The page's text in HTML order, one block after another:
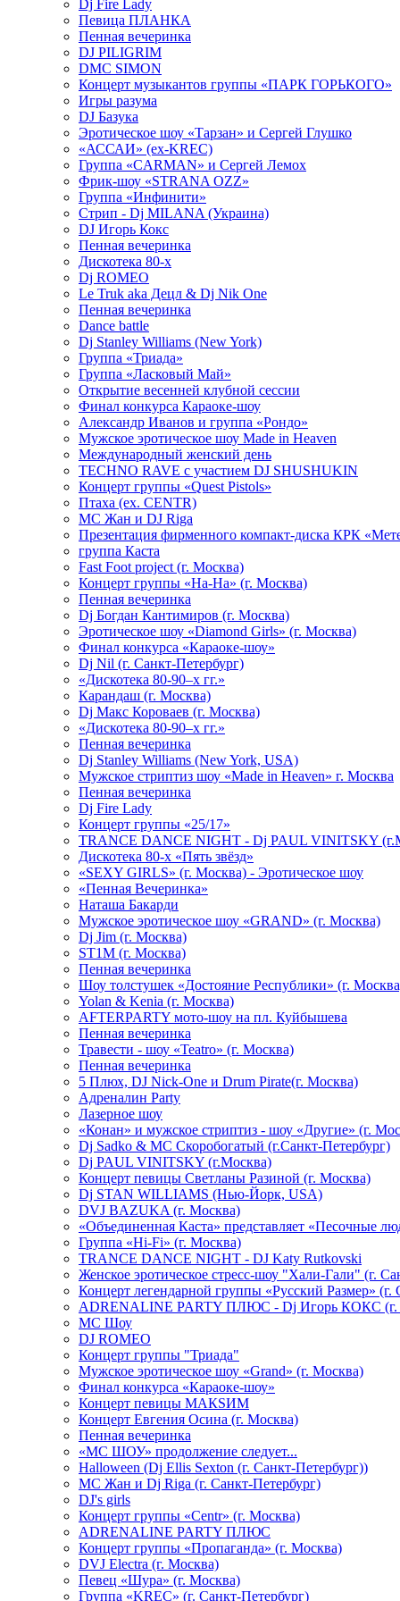
Dj Fire Lady
Певица ПЛАНКА
Пенная вечеринка
DJ PILIGRIM
DMC SIMON
Концерт музыкантов группы «ПАРК ГОРЬКОГО»
Игры разума
DJ Базука
Эротическое шоу «Тарзан» и Сергей Глушко
«АССАИ» (ex-KREC)
Группа «CARMAN» и Сергей Лемох
Фрик-шоу «STRANA OZZ»
Группа «Инфинити»
Стрип - Dj MILANA (Украина)
DJ Игорь Кокс
Пенная вечеринка
Дискотека 80-х
Dj ROMEO
Le Truk aka Децл & Dj Nik One
Пенная вечеринка
Dance battle
Dj Stanley Williams (New York)
Группа «Триада»
Группа «Ласковый Май»
Открытие весенней клубной сессии
Финал конкурса Караоке-шоу
Александр Иванов и группа «Рондо»
Мужское эротическое шоу Made in Heaven
Международный женский день
TECHNO RAVE с участием DJ SHUSHUKIN
Концерт группы «Quest Pistols»
Птаха (ex. CENTR)
МС Жан и DJ Riga
Презентация фирменного компакт-диска КРК
группа Каста
Fast Foot project (г. Москва)
Концерт группы «На-На» (г. Москва)
Пенная вечеринка
Dj Богдан Кантимиров (г. Москва)
Эротическое шоу «Diamond Girls» (г. Москва)
Финал конкурса «Караоке-шоу»
Dj Nil (г. Санкт-Петербург)
«Дискотека 80-90–х гг.»
Карандаш (г. Москва)
Dj Макс Короваев (г. Москва)
«Дискотека 80-90–х гг.»
Пенная вечеринка
Dj Stanley Williams (New York, USA)
Мужское стриптиз шоу «Made in Heaven» г. Москва
Пенная вечеринка
Dj Fire Lady
Концерт группы «25/17»
TRANCE DANCE NIGHT - Dj PAUL VINITSKY
Дискотека 80-х «Пять звёзд»
«SEXY GIRLS» (г. Москва) - Эротическое шоу
«Пенная Вечеринка»
Hаташа Бакарди
Мужское эротическое шоу «GRAND» (г. Москва)
Dj Jim (г. Москва)
ST1M (г. Москва)
Пенная вечеринка
Шоу толстушек «Достояние Республики» (г.
Yolan & Kenia (г. Москва)
AFTERPARTY мото-шоу на пл. Куйбышева
Пенная вечеринка
Травести - шоу «Teatro» (г. Москва)
Пенная вечеринка
5 Плюх, DJ Nick-One и Drum Pirate(г. Москва)
Адреналин Party
Лазерное шоу
«Конан» и мужское стриптиз - шоу «Другие» (г.
Dj Sadko & МС Скоробогатый (г.Санкт-Петербург)
Dj PAUL VINITSKY (г.Москва)
Концерт певицы Светланы Разиной (г. Москва)
Dj STAN WILLIAMS (Нью-Йорк, USA)
DVJ BAZUKA (г. Москва)
«Объединенная Каста» представляет «Песочные
Группа «Hi-Fi» (г. Москва)
TRANCE DANCE NIGHT - DJ Katy Rutkovski
Женское эротическое стресс-шоу "Хали-Гали" (г.
Концерт легендарной группы «Русский Размер» (г.
ADRENALINE PARTY ПЛЮС - Dj Игорь КОКС (г.
MC Шоу
DJ ROMEO
Концерт группы "Триада"
Мужское эротическое шоу «Grand» (г. Москва)
Финал конкурса «Караоке-шоу»
Концерт певицы МАКSИМ
Концерт Евгения Осина (г. Москва)
Пенная вечеринка
«МС ШОУ» продолжение следует...
Halloween (Dj Ellis Sexton (г. Санкт-Петербург))
МС Жан и Dj Riga (г. Санкт-Петербург)
DJ's girls
Концерт группы «Centr» (г. Москва)
ADRENALINE PARTY ПЛЮС
Концерт группы «Пропаганда» (г. Москва)
DVJ Electra (г. Москва)
Певец «Шура» (г. Москва)
Группа «KREC» (г. Санкт-Петербург)